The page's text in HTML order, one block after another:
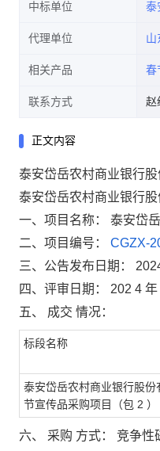
中标单位 泰
代理单位 山
相关产品 春
联系方式 赵
正文内容
泰安岱岳农村商业银行
泰安岱岳农村商业银行股
一、项目名称： 泰安岱
二、项目编号： CGZX-
三、公告发布日期：
四、评审日期： 202 4 年
五、 成交 情况：
标段名称
泰安岱岳农村商业银行股份
节宣传品采购项目（包 2 ）
六、 采购 方式： 竞争性